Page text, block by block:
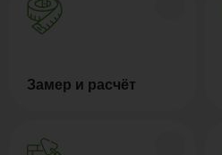
Замер и расчёт